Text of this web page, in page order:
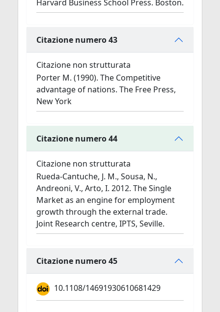
Harvard Business School Press. Boston.
Citazione numero 43
Citazione non strutturata
Porter M. (1990). The Competitive
advantage of nations. The Free Press,
New York
Citazione numero 44
Citazione non strutturata
Rueda-Cantuche, J. M., Sousa, N.,
Andreoni, V., Arto, I. 2012. The Single
Market as an engine for employment
growth through the external trade.
Joint Research centre, IPTS, Seville.
Citazione numero 45
10.1108/14691930610681429